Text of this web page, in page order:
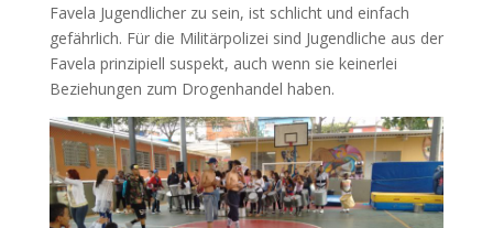
Favela Jugendlicher zu sein, ist schlicht und einfach
gefährlich. Für die Militärpolizei sind Jugendliche aus der
Favela prinzipiell suspekt, auch wenn sie keinerlei
Beziehungen zum Drogenhandel haben.